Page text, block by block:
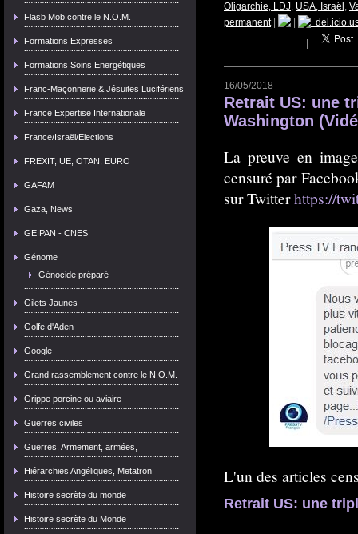
Flasb Mob contre le N.O.M.
Formations Expresses
Formations Soins Energétiques
Franc-Maçonnerie & Jésuites Lucifériens
France Expertise Internationale
France/Israël/Elections
FREXIT, UE, OTAN, EURO
GAFAM
Gaza, News
GEIPAN - CNES
Génome
Génocide préparé
Gilets Jaunes
Golfe d'Aden
Google
Grand rassemblement contre le N.O.M.
Grippe porcine ou aviaire
Guerres civiles
Guerres, Armement, armées,
Hiérarchies Angéliques, Metatron
Histoire secrète du monde
Histoire secrète du Monde
Oligarchie, LDJ, USA, Israël ,
permanent|
16/05/2018
Retrait US: une
Washington
La preuve en
censuré par
sur Twitterhttps://
L'un des articles
Retrait US: une